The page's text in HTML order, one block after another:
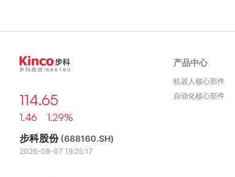
114.65
1.46 1.29%
步科股份(688160.SH)
2026-08-07 19:25:17
产品中心
机器人核心部件
自动化核心部件